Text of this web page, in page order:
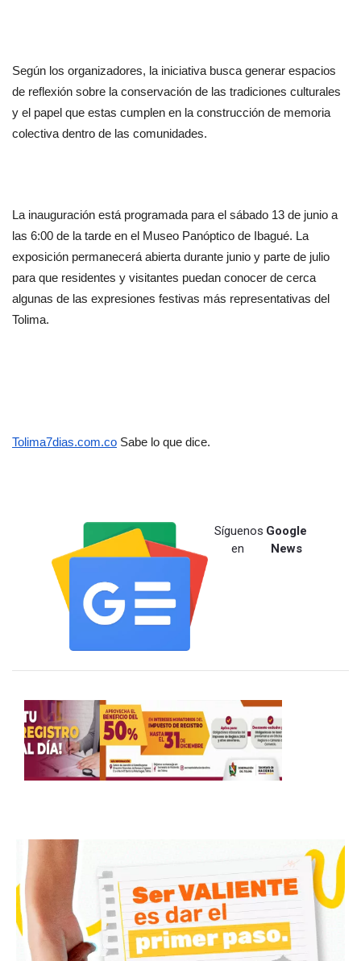
Según los organizadores, la iniciativa busca generar espacios
de reflexión sobre la conservación de las tradiciones culturales
y el papel que estas cumplen en la construcción de memoria
colectiva dentro de las comunidades.
La inauguración está programada para el sábado 13 de junio a
las 6:00 de la tarde en el Museo Panóptico de Ibagué. La
exposición permanecerá abierta durante junio y parte de julio
para que residentes y visitantes puedan conocer de cerca
algunas de las expresiones festivas más representativas del
Tolima.
Tolima7dias.com.co Sabe lo que dice.
Síguenos
en
Google
News